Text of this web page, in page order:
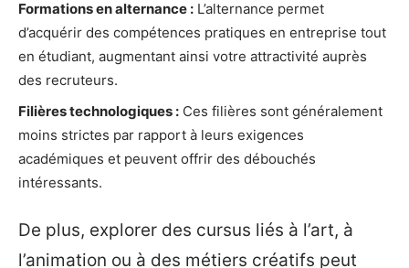
Formations en alternance : L’alternance permet
d’acquérir des compétences pratiques en entreprise tout
en étudiant, augmentant ainsi votre attractivité auprès
des recruteurs.
Filières technologiques : Ces filières sont généralement
moins strictes par rapport à leurs exigences
académiques et peuvent offrir des débouchés
intéressants.
De plus, explorer des cursus liés à l’art, à
l’animation ou à des métiers créatifs peut